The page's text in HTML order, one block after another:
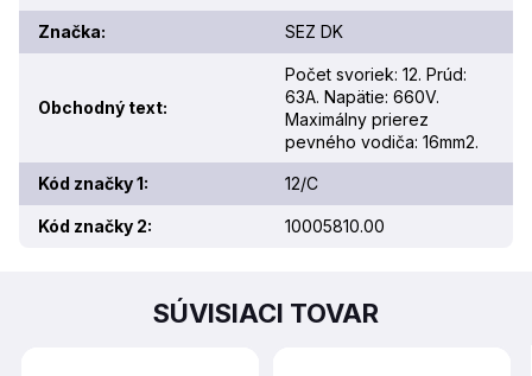
Značka: SEZ DK
Obchodný text:
Počet svoriek: 12. Prúd:
63A. Napätie: 660V.
Maximálny prierez
pevného vodiča: 16mm2.
Kód značky 1: 12/C
Kód značky 2: 10005810.00
SÚVISIACI TOVAR